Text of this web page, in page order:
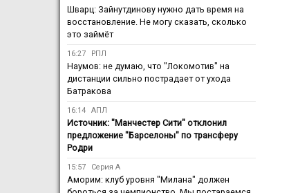
Шварц: Зайнутдинову нужно дать время на
восстановление. Не могу сказать, сколько
это займёт
16:27 РПЛ
Наумов: не думаю, что "Локомотив" на
дистанции сильно пострадает от ухода
Батракова
16:14 АПЛ
Источник: "Манчестер Сити" отклонил
предложение "Барселоны" по трансферу
Родри
15:57 Серия А
Аморим: клуб уровня "Милана" должен